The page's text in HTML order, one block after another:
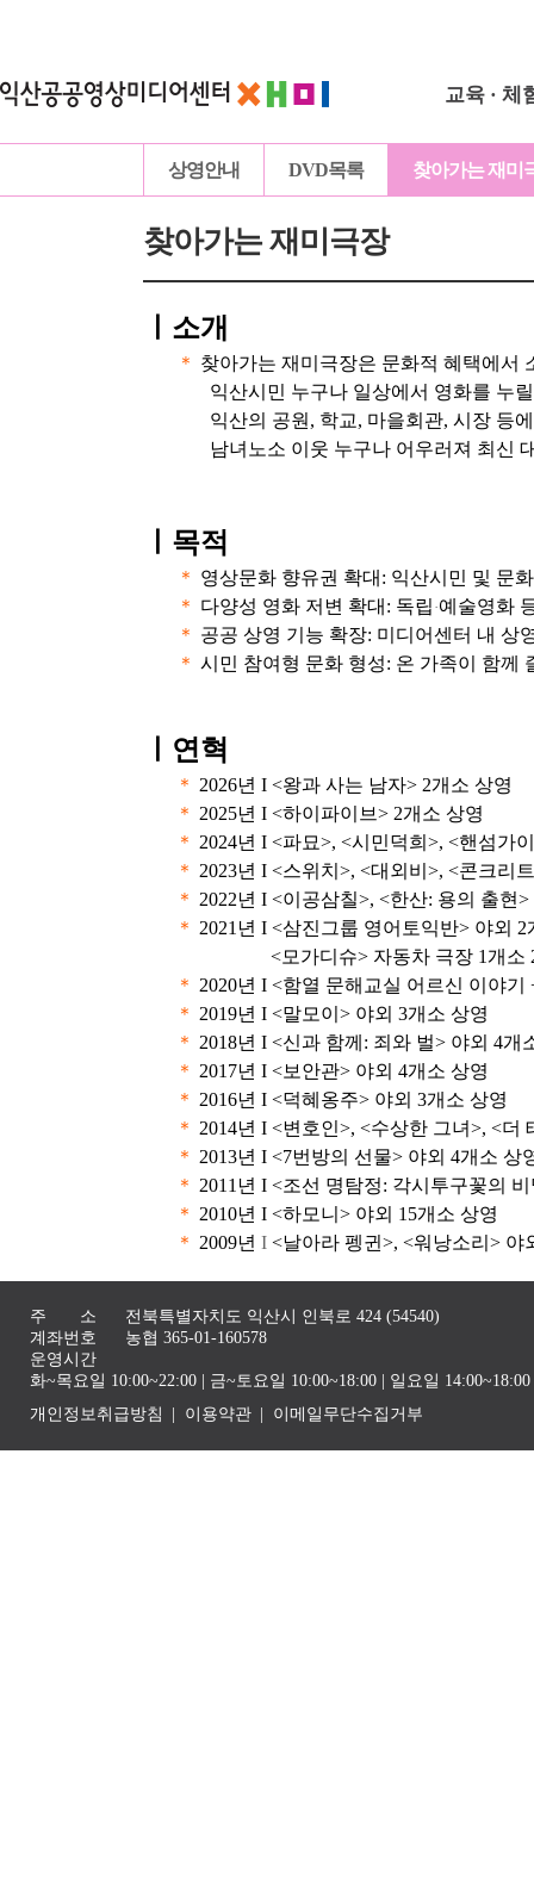
교육 · 체
상영안내 DVD목록 찾아가는 재미
찾아가는 재미극장
소개
＊ 찾아가는 재미극장은 문화적 혜택에서
익산시민 누구나 일상에서 영화를 누
익산의 공원, 학교, 마을회관, 시장 등
남녀노소 이웃 누구나 어우러져 최신
목적
＊ 영상문화 향유권 확대: 익산시민 및 문
＊ 다양성 영화 저변 확대: 독립 ·예술영화
＊ 공공 상영 기능 확장: 미디어센터 내 상
＊ 시민 참여형 문화 형성: 온 가족이 함께
ㅣ연혁
＊ 2026년 I <왕과 사는 남자> 2개소 상영
＊ 2025년 I <하이파이브> 2개소 상영
＊ 2024년 I <파묘>, <시민덕희>, <핸섬가
＊ 2023년 I <스위치>, <대외비>, <콘크리
＊ 2022년 I <이공삼칠>, <한산: 용의 출현
＊ 2021년 I <삼진그룹 영어토익반> 야외
<모가디슈> 자동차 극장 1개소
＊ 2020년 I <함열 문해교실 어르신 이야
＊ 2019년 I <말모이> 야외 3개소 상영
＊ 2018년 I <신과 함께: 죄와 벌> 야외 4개
＊ 2017년 I <보안관> 야외 4개소 상영
＊ 2016년 I <덕혜옹주> 야외 3개소 상영
＊ 2014년 I <변호인>, <수상한 그녀>, <더
＊ 2013년 I <7번방의 선물> 야외 4개소 상
＊ 2011년 I <조선 명탐정: 각시투구꽃의
＊ 2010년 I <하모니> 야외 15개소 상영
＊ 2009년 I <날아라 펭귄>, <워낭소리> 야
주 소
전북특별자치도 익산시 인북로 424 (54540)
계좌번호
농협 365-01-160578
운영시간
화~목요일 10:00~22:00 | 금~토요일 10:00~18:00 | 일요일
개인정보취급방침
이용약관 이메일무단수집거부